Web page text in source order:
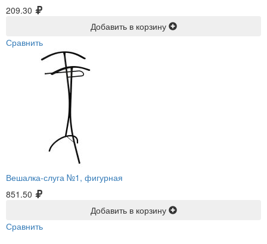
209.30
Добавить в корзину
Сравнить
Вешалка-слуга №1, фигурная
851.50
Добавить в корзину
Сравнить